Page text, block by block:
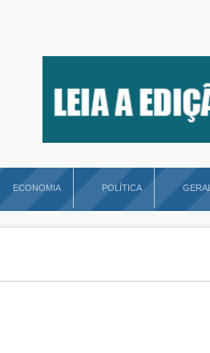
ECONOMIA POLÍTICA GERAL